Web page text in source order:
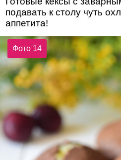
подавать к столу чуть
аппетита!
Фото 14